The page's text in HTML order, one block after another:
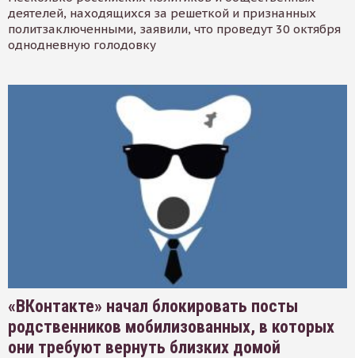
деятелей, находящихся за решеткой и признанных
политзаключенными, заявили, что проведут 30 октября
однодневную голодовку
«ВКонтакте» начал блокировать посты
родственников мобилизованных, в которых
они требуют вернуть близких домой